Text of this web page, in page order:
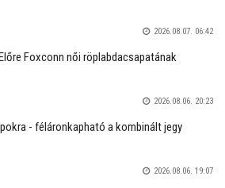
2026.08.07. 06:42
Foxconn női röplabdacsapatának
2026.08.06. 20:23
- féláronkapható a kombinált jegy
2026.08.06. 19:07